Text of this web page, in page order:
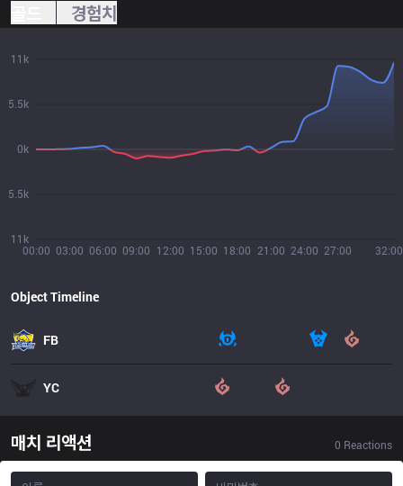
경험치
00:00 03:00 06:00 09:00 12:00 15:00 18:00 21:00 24:00 27:00 32:00
11k
5.5k
0k
5.5k
11k
Object Timeline
FB
YC
매치 리액션 0 Reactions